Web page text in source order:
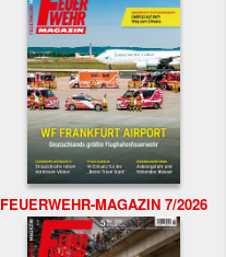
FEUERWEHR-MAGAZIN 7/2026